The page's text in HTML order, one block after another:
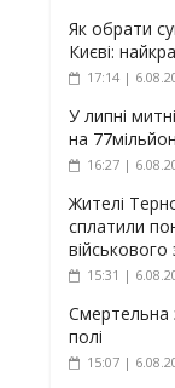
Як обрати
Києві:
17:14 |
У липні
на
16:27 |
Жителі
сплатили
військового
15:31 |
Смертельна
полі
15:07 |